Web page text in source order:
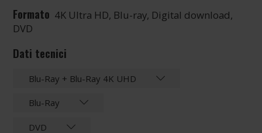
Formato 4K Ultra HD, Blu-ray, Digital download,
DVD
Dati tecnici
Blu-Ray + Blu-Ray 4K UHD
Blu-Ray
DVD